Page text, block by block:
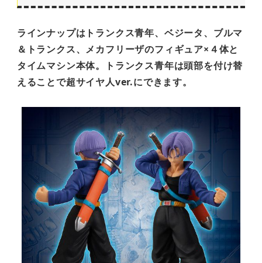
ラインナップはトランクス青年、ベジータ、ブルマ
＆トランクス、メカフリーザのフィギュア×４体と
タイムマシン本体。トランクス青年は頭部を付け替
えることで超サイヤ人ver.にできます。